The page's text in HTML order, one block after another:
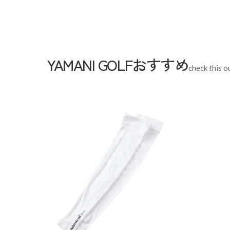
YAMANI GOLFおすすめcheck this